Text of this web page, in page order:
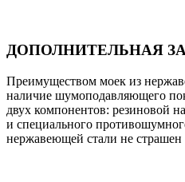
ДОПОЛНИТЕЛЬНАЯ
Преимуществом моек из
наличие шумоподавляющего
двух компонентов: резиновой
и специального
нержавеющей стали не страшен